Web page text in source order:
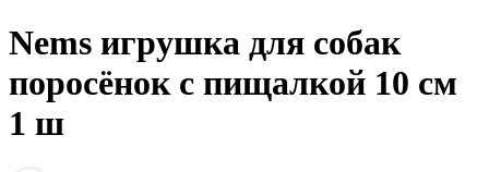
Nems игрушка для собак
поросёнок с пищалкой 10 см
1 ш